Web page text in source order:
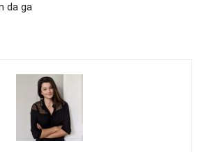
da ga